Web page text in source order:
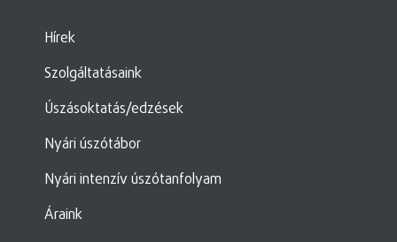
Hírek
Szolgáltatásaink
Úszásoktatás/edzések
Nyári úszótábor
Nyári intenzív úszótanfolyam
Áraink